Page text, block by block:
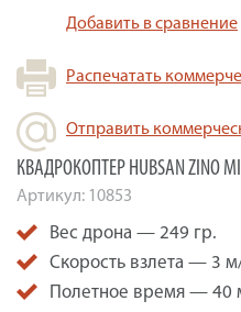
Добавить в сравнение
Распечатать
Отправить
КВАДРОКОПТЕР HUBSAN ZINO
Артикул: 10853
Вес дрона — 249 гр.
Скорость взлета — 3
Полетное время — 40